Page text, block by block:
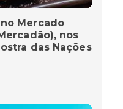
Mercado
nos
das Nações